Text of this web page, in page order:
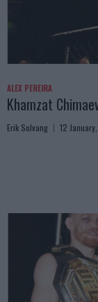
ALEX PEREIRA
Khamzat
Erik Solvang 12